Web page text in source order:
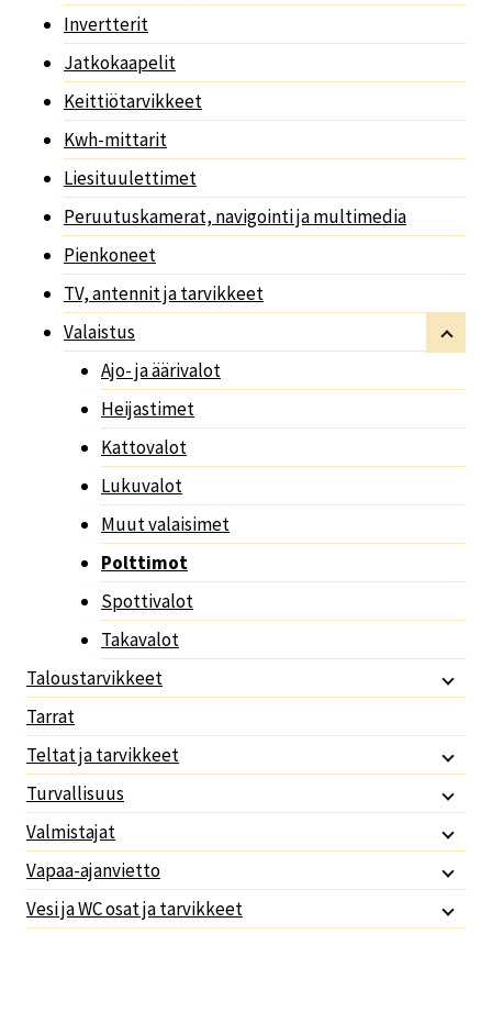
Invertterit
Jatkokaapelit
Keittiötarvikkeet
Kwh-mittarit
Liesituulettimet
Peruutuskamerat, navigointi ja multimedia
Pienkoneet
TV, antennit ja tarvikkeet
Valaistus
Ajo- ja äärivalot
Heijastimet
Kattovalot
Lukuvalot
Muut valaisimet
Polttimot
Spottivalot
Takavalot
Taloustarvikkeet
Tarrat
Teltat ja tarvikkeet
Turvallisuus
Valmistajat
Vapaa-ajanvietto
Vesi ja WC osat ja tarvikkeet